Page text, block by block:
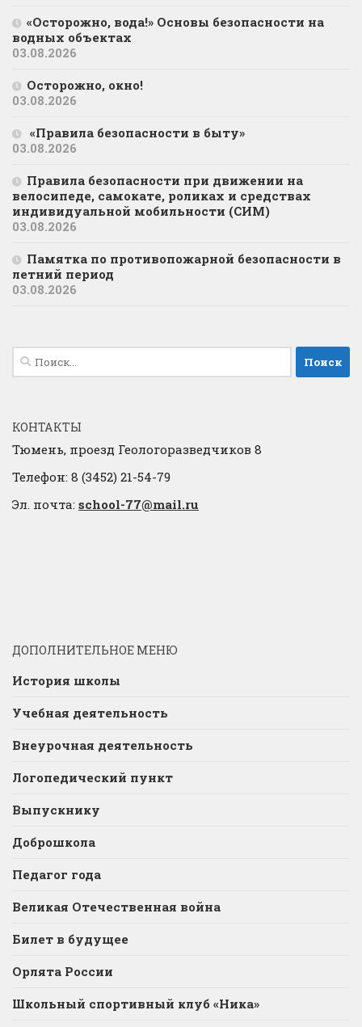
«Осторожно, вода!» Основы безопасности на
водных объектах
03.08.2026
Осторожно, окно!
03.08.2026
«Правила безопасности в быту»
03.08.2026
Правила безопасности при движении на
велосипеде, самокате, роликах и средствах
индивидуальной мобильности (СИМ)
03.08.2026
Памятка по противопожарной безопасности в
летний период
03.08.2026
Найти:
КОНТАКТЫ
Тюмень, проезд Геологоразведчиков 8
Телефон: 8 (3452) 21-54-79
Эл. почта: school-77@mail.ru
ДОПОЛНИТЕЛЬНОЕ МЕНЮ
История школы
Учебная деятельность
Внеурочная деятельность
Логопедический пункт
Выпускнику
Доброшкола
Педагог года
Великая Отечественная война
Билет в будущее
Орлята России
Школьный спортивный клуб «Ника»